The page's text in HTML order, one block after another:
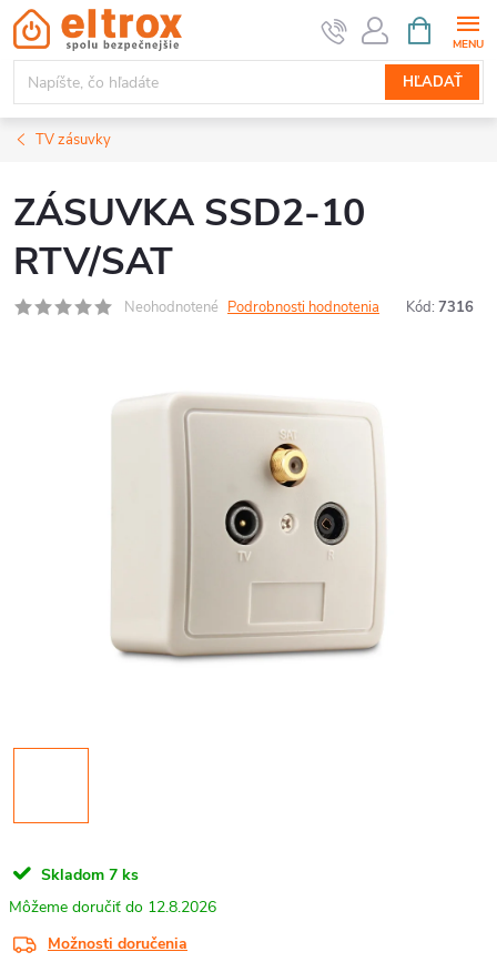
Prejsť
na
obsah
HĽADAŤ
KOŠÍK
TV zásuvky
ZÁSUVKA SSD2-10
RTV/SAT
Neohodnotené Podrobnosti hodnotenia Kód: 7316
Skladom 7 ks
12.8.2026
Možnosti doručenia